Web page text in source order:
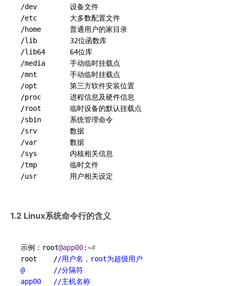
/dev        设备文件
/etc        大多数配置文件
/home       普通用户的家目录
/lib        32位函数库
/lib64      64位库
/media      手动临时挂载点
/mnt        手动临时挂载点
/opt        第三方软件安装位置
/proc       进程信息及硬件信息
/root       临时设备的默认挂载点
/sbin       系统管理命令
/srv        数据
/var        数据
/sys        内核相关信息
/tmp        临时文件
1.2 Linux系统命令行的含义
示例：root@app00:~#
root    //用户名，root为超级用户
@       //分隔符
app00   //主机名称